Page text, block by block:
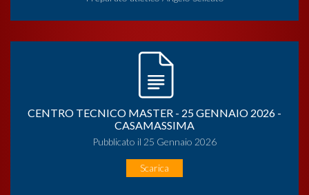
CENTRO TECNICO MASTER - 25 GENNAIO 2026 -
CASAMASSIMA
Pubblicato il 25 Gennaio 2026
Scarica